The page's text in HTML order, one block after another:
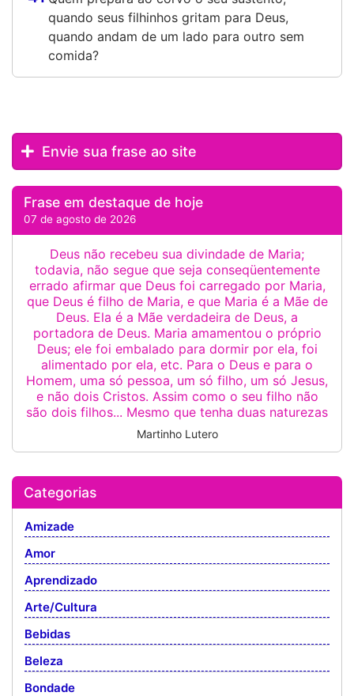
quando seus filhinhos gritam para Deus,
quando andam de um lado para outro sem
comida?
Envie sua frase ao site
Frase em destaque de hoje
07 de agosto de 2026
Deus não recebeu sua divindade de Maria;
todavia, não segue que seja conseqüentemente
errado afirmar que Deus foi carregado por Maria,
que Deus é filho de Maria, e que Maria é a Mãe de
Deus. Ela é a Mãe verdadeira de Deus, a
portadora de Deus. Maria amamentou o próprio
Deus; ele foi embalado para dormir por ela, foi
alimentado por ela, etc. Para o Deus e para o
Homem, uma só pessoa, um só filho, um só Jesus,
e não dois Cristos. Assim como o seu filho não
são dois filhos... Mesmo que tenha duas naturezas
Martinho Lutero
Categorias
Amizade
Amor
Aprendizado
Arte/Cultura
Bebidas
Beleza
Bondade